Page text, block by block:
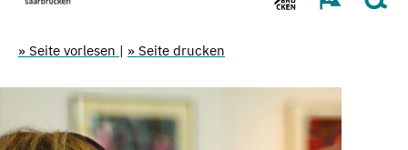
» Seite vorlesen | » Seite drucken